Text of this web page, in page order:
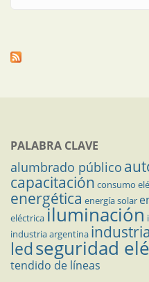
PALABRA CLAVE
alumbrado público
capacitación consumo
energética energía solar
eléctricailuminación
industria argentina
ledseguridad
tendido de líneas